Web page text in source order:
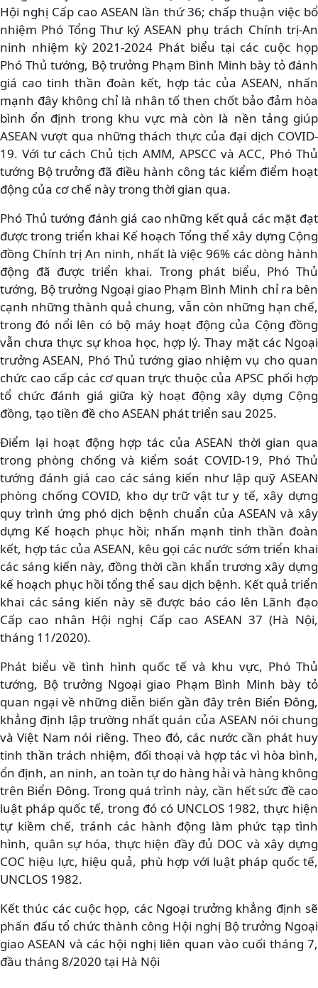
Hội nghị Cấp cao ASEAN lần thứ 36; chấp thuận việc bổ
nhiệm Phó Tổng Thư ký ASEAN phụ trách Chính trị-An
ninh nhiệm kỳ 2021-2024 Phát biểu tại các cuộc họp
Phó Thủ tướng, Bộ trưởng Phạm Bình Minh bày tỏ đánh
giá cao tinh thần đoàn kết, hợp tác của ASEAN, nhấn
mạnh đây không chỉ là nhân tố then chốt bảo đảm hòa
bình ổn định trong khu vực mà còn là nền tảng giúp
ASEAN vượt qua những thách thực của đại dịch COVID-
19. Với tư cách Chủ tịch AMM, APSCC và ACC, Phó Thủ
tướng Bộ trưởng đã điều hành công tác kiểm điểm hoạt
động của cơ chế này trong thời gian qua.
Phó Thủ tướng đánh giá cao những kết quả các mặt đạt
được trong triển khai Kế hoạch Tổng thể xây dựng Cộng
đồng Chính trị An ninh, nhất là việc 96% các dòng hành
động đã được triển khai. Trong phát biểu, Phó Thủ
tướng, Bộ trưởng Ngoại giao Phạm Bình Minh chỉ ra bên
cạnh những thành quả chung, vẫn còn những hạn chế,
trong đó nổi lên có bộ máy hoạt động của Cộng đồng
vẫn chưa thực sự khoa học, hợp lý. Thay mặt các Ngoại
trưởng ASEAN, Phó Thủ tướng giao nhiệm vụ cho quan
chức cao cấp các cơ quan trực thuộc của APSC phối hợp
tổ chức đánh giá giữa kỳ hoạt động xây dựng Cộng
đồng, tạo tiền đề cho ASEAN phát triển sau 2025.
Điểm lại hoạt động hợp tác của ASEAN thời gian qua
trong phòng chống và kiểm soát COVID-19, Phó Thủ
tướng đánh giá cao các sáng kiến như lập quỹ ASEAN
phòng chống COVID, kho dự trữ vật tư y tế, xây dựng
quy trình ứng phó dịch bệnh chuẩn của ASEAN và xây
dựng Kế hoạch phục hồi; nhấn mạnh tinh thần đoàn
kết, hợp tác của ASEAN, kêu gọi các nước sớm triển khai
các sáng kiến này, đồng thời cần khẩn trương xây dựng
kế hoạch phục hồi tổng thể sau dịch bệnh. Kết quả triển
khai các sáng kiến này sẽ được báo cáo lên Lãnh đạo
Cấp cao nhân Hội nghị Cấp cao ASEAN 37 (Hà Nội,
tháng 11/2020).
Phát biểu về tình hình quốc tế và khu vực, Phó Thủ
tướng, Bộ trưởng Ngoại giao Phạm Bình Minh bày tỏ
quan ngại về những diễn biến gần đây trên Biển Đông,
khẳng định lập trường nhất quán của ASEAN nói chung
và Việt Nam nói riêng. Theo đó, các nước cần phát huy
tinh thần trách nhiệm, đối thoại và hợp tác vì hòa bình,
ổn định, an ninh, an toàn tự do hàng hải và hàng không
trên Biển Đông. Trong quá trình này, cần hết sức đề cao
luật pháp quốc tế, trong đó có UNCLOS 1982, thực hiện
tự kiềm chế, tránh các hành động làm phức tạp tình
hình, quân sự hóa, thực hiện đầy đủ DOC và xây dựng
COC hiệu lực, hiệu quả, phù hợp với luật pháp quốc tế,
UNCLOS 1982.
Kết thúc các cuộc họp, các Ngoại trưởng khẳng định sẽ
phấn đấu tổ chức thành công Hội nghị Bộ trưởng Ngoại
giao ASEAN và các hội nghị liên quan vào cuối tháng 7,
đầu tháng 8/2020 tại Hà Nội